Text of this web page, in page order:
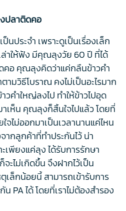
งปลาติดคอ
ประจำ เพราะดูเป็นเรื่องเล็ก
ล่าให้ฟัง มีคุณลุงวัย 60 ปี ที่ได้
คอ คุณลุงคิดว่าแค่กลืนข้าวคำ
มวิธีโบราณ คงไม่เป็นอะไรมาก
คำใหญ่ลงไป ทำให้ข้าวไปอุด
เห็น คุณลุงก็สิ้นใจไปแล้ว โดยที่
จไม่ออกมาเป็นเวลานานแค่ไหน
กลูกค้าที่ทำประกันไว้ น่า
เพียงแค่ลุง ได้รับการรักษา
ไม่เกิดขึ้น จึงฝากไว้เป็น
ล็กน้อยนี้ สามารถเข้ารับการ
PA ได้ โดยที่เราไม่ต้องสำรอง